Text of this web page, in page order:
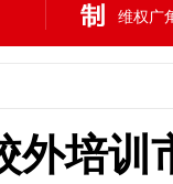
维权广
外培训